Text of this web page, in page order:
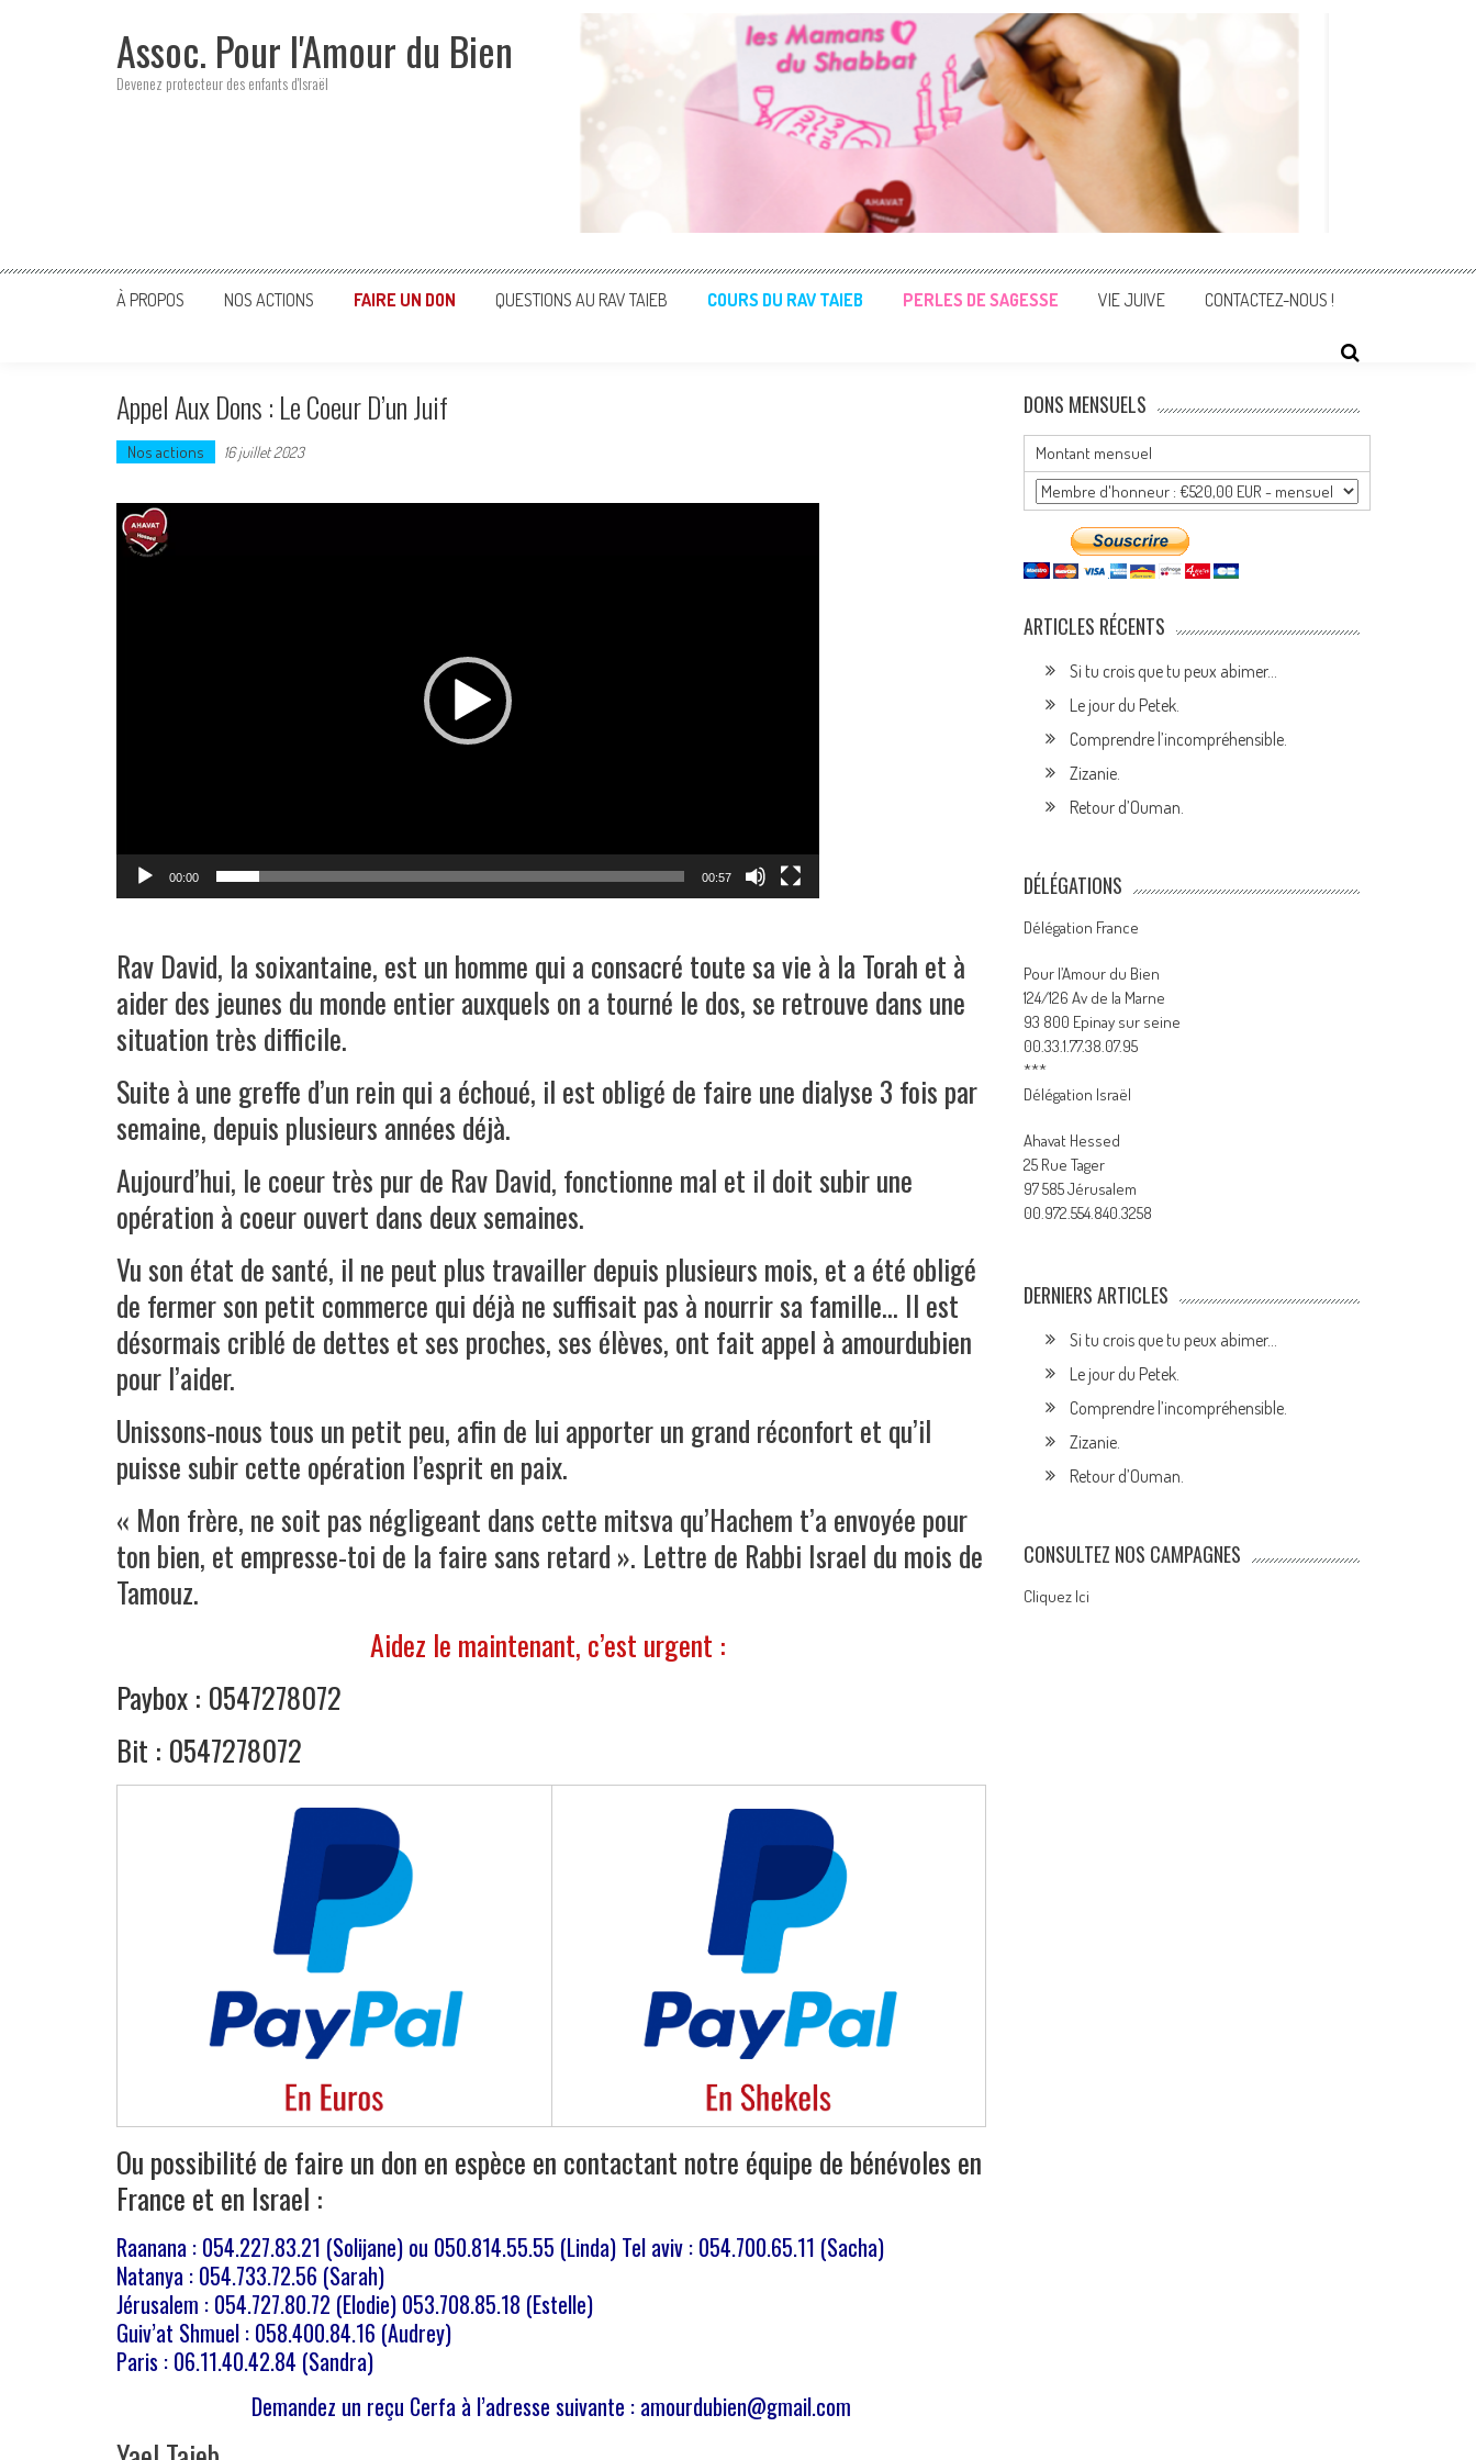
Assoc. Pour l'Amour du Bien
Devenez protecteur des enfants d'Israël
À PROPOS NOS ACTIONS FAIRE UN DON QUESTIONS AU RAV TAIEB COURS DU RAV TAIEB PERLES DE SAGESSE VIE JUIVE CONTACTEZ-NOUS !
Appel Aux Dons : Le Coeur D’un Juif
Nos actions 16 juillet 2023
Lecteur
vidéo
00:00 00:57
Rav David, la soixantaine, est un homme qui a consacré toute sa vie à la Torah et à
aider des jeunes du monde entier auxquels on a tourné le dos, se retrouve dans une
situation très difficile.
Suite à une greffe d’un rein qui a échoué, il est obligé de faire une dialyse 3 fois par
semaine, depuis plusieurs années déjà.
Aujourd’hui, le coeur très pur de Rav David, fonctionne mal et il doit subir une
opération à coeur ouvert dans deux semaines.
Vu son état de santé, il ne peut plus travailler depuis plusieurs mois, et a été obligé
de fermer son petit commerce qui déjà ne suffisait pas à nourrir sa famille… Il est
désormais criblé de dettes et ses proches, ses élèves, ont fait appel à amourdubien
pour l’aider.
Unissons-nous tous un petit peu, afin de lui apporter un grand réconfort et qu’il
puisse subir cette opération l’esprit en paix.
« Mon frère, ne soit pas négligeant dans cette mitsva qu’Hachem t’a envoyée pour
ton bien, et empresse-toi de la faire sans retard ». Lettre de Rabbi Israel du mois de
Tamouz.
Aidez le maintenant, c’est urgent :
Paybox : 0547278072
Bit : 0547278072
Ou possibilité de faire un don en espèce en contactant notre équipe de bénévoles en
France et en Israel :
Raanana : 054.227.83.21 (Solijane) ou 050.814.55.55 (Linda) Tel aviv : 054.700.65.11 (Sacha)
Natanya : 054.733.72.56 (Sarah)
Jérusalem : 054.727.80.72 (Elodie) 053.708.85.18 (Estelle)
Guiv’at Shmuel : 058.400.84.16 (Audrey)
Paris : 06.11.40.42.84 (Sandra)
Demandez un reçu Cerfa à l’adresse suivante : amourdubien@gmail.com
DONS MENSUELS
Montant mensuel
ARTICLES RÉCENTS
Si tu crois que tu peux abimer…
Le jour du Petek.
Comprendre l’incompréhensible.
Zizanie.
Retour d’Ouman.
DÉLÉGATIONS
Délégation France
Pour l’Amour du Bien
124/126 Av de la Marne
93 800 Epinay sur seine
00.33.1.77.38.07.95
***
Délégation Israël
Ahavat Hessed
25 Rue Tager
97 585 Jérusalem
00.972.554.840.3258
DERNIERS ARTICLES
Si tu crois que tu peux abimer…
Le jour du Petek.
Comprendre l’incompréhensible.
Zizanie.
Retour d’Ouman.
CONSULTEZ NOS CAMPAGNES
Cliquez Ici